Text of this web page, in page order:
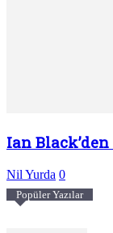
Ian
Nil Yurda 0
Popüler Yazılar